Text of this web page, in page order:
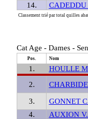
14.
Classement trié par total quilles
Cat Age - Dames -
Pos. Nom
1. HOULLE
2.
3.
GONNET
4.
AUXION